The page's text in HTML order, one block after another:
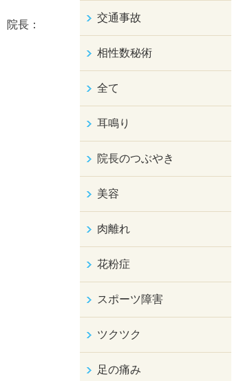
長：
交通事故
相性数秘術
全て
耳鳴り
院長のつぶやき
美容
肉離れ
花粉症
スポーツ障害
ツクツク
足の痛み